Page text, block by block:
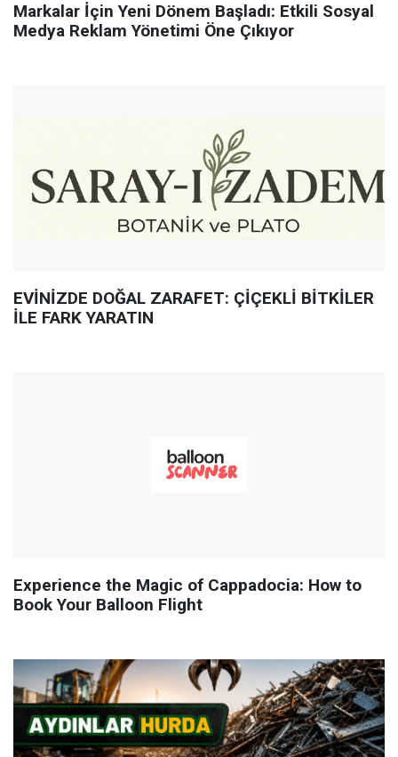
Markalar İçin Yeni Dönem Başladı: Etkili Sosyal
Medya Reklam Yönetimi Öne Çıkıyor
EVİNİZDE DOĞAL ZARAFET: ÇİÇEKLİ BİTKİLER
İLE FARK YARATIN
Experience the Magic of Cappadocia: How to
Book Your Balloon Flight